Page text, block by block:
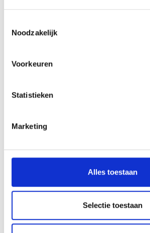
Noodzakelijk
Voorkeuren
Statistieken
Marketing
Alles toestaan
Selectie toestaan
573 hm
16,6 km
Meer weten